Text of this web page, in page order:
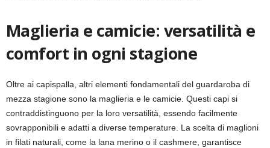
Maglieria e camicie: versatilità e
comfort in ogni stagione
Oltre ai capispalla, altri elementi fondamentali del guardaroba di
mezza stagione sono la maglieria e le camicie. Questi capi si
contraddistinguono per la loro versatilità, essendo facilmente
sovrapponibili e adatti a diverse temperature. La scelta di maglioni
in filati naturali, come la lana merino o il cashmere, garantisce